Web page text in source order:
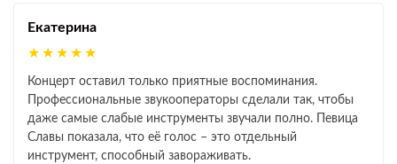
Екатерина
★★★★★
Концерт оставил только приятные воспоминания.
Профессиональные звукооператоры сделали так, чтобы
даже самые слабые инструменты звучали полно. Певица
Славы показала, что её голос – это отдельный
инструмент, способный завораживать.